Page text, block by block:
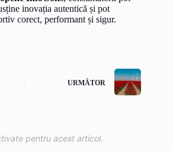
inovația autentică și pot
corect, performant și sigur.
URMĂTOR
pentru acest articol.